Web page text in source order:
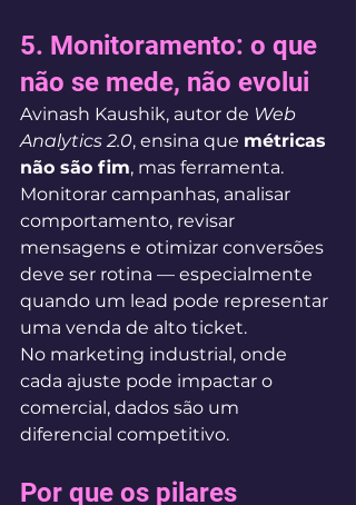
5. Monitoramento: o que
não se mede, não evolui
Avinash Kaushik, autor de Web
Analytics 2.0, ensina que métricas
não são fim, mas ferramenta.
Monitorar campanhas, analisar
comportamento, revisar
mensagens e otimizar conversões
deve ser rotina — especialmente
quando um lead pode representar
uma venda de alto ticket.
No marketing industrial, onde
cada ajuste pode impactar o
comercial, dados são um
diferencial competitivo.
Por que os pilares